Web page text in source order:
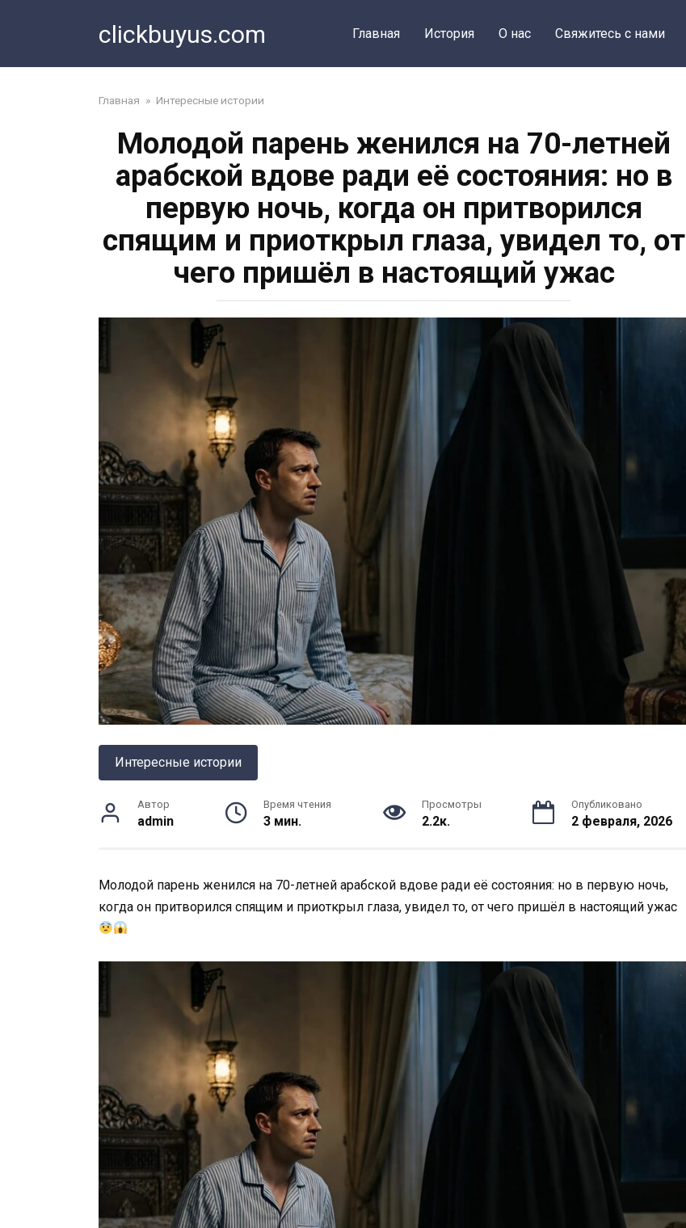
clickbuyus.com Главная История О нас Свяжитесь с нами
Главная » Интересные истории
Молодой парень женился на 70-летней
арабской вдове ради её состояния: но в
первую ночь, когда он притворился
спящим и приоткрыл глаза, увидел то, от
чего пришёл в настоящий ужас
Интересные истории
Автор
admin
Время чтения
3 мин.
Просмотры
2.2к.
Опубликовано
2 февраля, 2026
Молодой парень женился на 70-летней арабской вдове ради её состояния: но в первую ночь,
когда он притворился спящим и приоткрыл глаза, увидел то, от чего пришёл в настоящий ужас